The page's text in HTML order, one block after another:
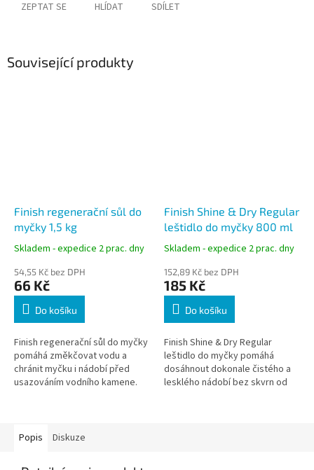
ZEPTAT SE HLÍDAT SDÍLET
Související produkty
Finish regenerační sůl do
myčky 1,5 kg
Skladem - expedice 2 prac. dny
54,55 Kč bez DPH
66 Kč
Do košíku
Finish regenerační sůl do myčky
pomáhá změkčovat vodu a
chránit myčku i nádobí před
usazováním vodního kamene.
Finish Shine & Dry Regular
leštidlo do myčky 800 ml
Skladem - expedice 2 prac. dny
152,89 Kč bez DPH
185 Kč
Do košíku
Finish Shine & Dry Regular
leštidlo do myčky pomáhá
dosáhnout dokonale čistého a
lesklého nádobí bez skvrn od
Popis
Diskuze